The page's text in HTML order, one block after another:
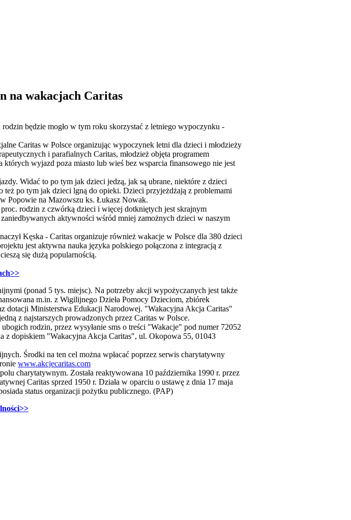
na wakacjach Caritas
będzie mogło w tym roku skorzystać z letniego wypoczynku -
Caritas w Polsce organizując wypoczynek letni dla dzieci i młodzieży
i parafialnych Caritas, młodzież objęta programem
wyjazd poza miasto lub wieś bez wsparcia finansowego nie jest
Widać to po tym jak dzieci jedzą, jak są ubrane, niektóre z dzieci
po tym jak dzieci lgną do opieki. Dzieci przyjeżdżają z problemami
Popowie na Mazowszu ks. Łukasz Nowak.
rodzin z czwórką dzieci i więcej dotkniętych jest skrajnym
aktywności wśród mniej zamożnych dzieci w naszym
Kęska - Caritas organizuje również wakacje w Polsce dla 380 dzieci
jest aktywna nauka języka polskiego połączona z integracją z
się dużą popularnością.
(ponad 5 tys. miejsc). Na potrzeby akcji wypożyczanych jest także
m.in. z Wigilijnego Dzieła Pomocy Dzieciom, zbiórek
dotacji Ministerstwa Edukacji Narodowej. "Wakacyjna Akcja Caritas"
z najstarszych prowadzonych przez Caritas w Polsce.
rodzin, przez wysyłanie sms o treści "Wakacje" pod numer 72052
z dopiskiem "Wakacyjna Akcja Caritas", ul. Okopowa 55, 01043
Środki na ten cel można wpłacać poprzez serwis charytatywny
www.akcjecaritas.com
charytatywnym. Została reaktywowana 10 października 1990 r. przez
Caritas sprzed 1950 r. Działa w oparciu o ustawę z dnia 17 maja
status organizacji pożytku publicznego. (PAP)
w nowym oknie